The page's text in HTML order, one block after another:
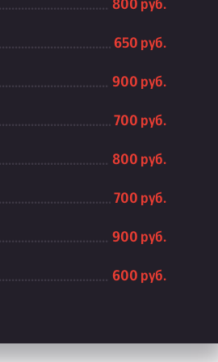
800 руб.
650 руб.
900 руб.
700 руб.
800 руб.
700 руб.
900 руб.
600 руб.